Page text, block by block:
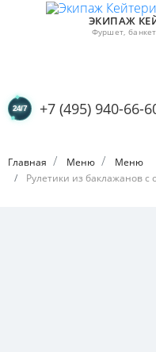
ЭКИПАЖ
Фуршет,
+7 (495) 940-66-
Главная Меню
Меню
Рулетики из баклажанов с